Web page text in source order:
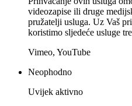
videozapise ili druge
pružatelji usluga. Uz Vaš
koristimo sljedeće usluge
Vimeo, YouTube
Neophodno
Uvijek aktivno